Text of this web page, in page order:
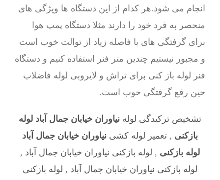
انجام می شود.هر کدام از این دستگاه ها ویژگی های
منحصر به فرد خود را دارند مثلا دستگاه پمپ هوا
برای گرفتگی های با فاصله زیاد از توالت خوب است
و مجبور نیستیم چندین متر فنر استفاده کنیم و دستگاه
فنر لوله باز کنی برای تراش و لایروبی لوله فاضلاب
حین رفع گرفتگی خوب است.
تشخیص ترکیدگی لوله نیاوران خیابان جمال آباد لوله
بازکنی , تعمیر لوله کشی نیاوران خیابان جمال آباد
لوله بازکنی , لوله بازکنی نیاوران خیابان جمال آباد ,
لوله بازکنی نیاوران خیابان جمال آباد , لوله بازکنی